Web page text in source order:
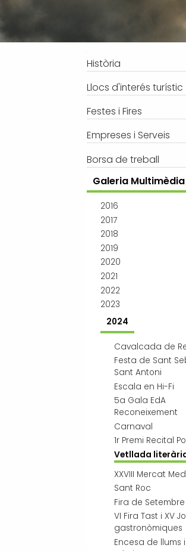
Processos selectius
Bústia de suggeriments
Salut
Jutjat de Pau i Registre Civil
Navegació
Història
Llocs d'interés turístic
Festes i Fires
Empreses i Serveis
Borsa de treball
Galeria Multimèdia
2016
2017
2018
2019
2020
2021
2022
2023
2024
Cavalcada de
Festa de Sant
Sant Antoni
Escala en Hi-Fi
5a Gala EdA
Reconeixement
Carnaval
1r Premi Recital
Vetllada
XXVIII Mercat
Sant Roc
Fira de Setembre
VI Fira Tast i XV
gastronòmiques
Encesa de llums